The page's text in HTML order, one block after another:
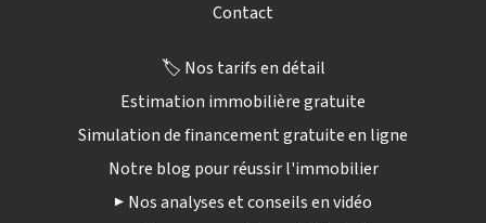
Contact
🏷️ Nos tarifs en détail
Estimation immobilière gratuite
Simulation de financement gratuite en ligne
Notre blog pour réussir l'immobilier
▶️ Nos analyses et conseils en vidéo